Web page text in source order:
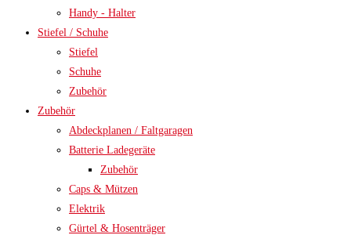
Handy - Halter
Stiefel / Schuhe
Stiefel
Schuhe
Zubehör
Zubehör
Abdeckplanen / Faltgaragen
Batterie Ladegeräte
Zubehör
Caps & Mützen
Elektrik
Gürtel & Hosenträger